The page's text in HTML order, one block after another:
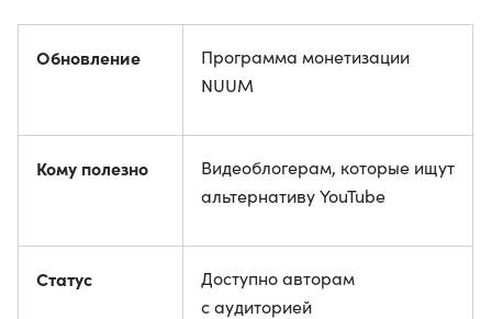
Обновление
Программа монетизации
NUUM
Кому полезно
Видеоблогерам, которые ищут
альтернативу YouTube
Статус
Доступно авторам
с аудиторией